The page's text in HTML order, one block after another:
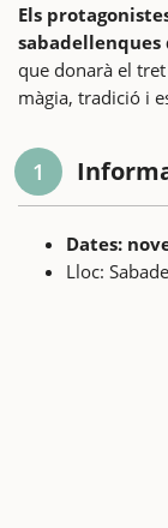
Els
sabadellenques
que donarà el
màgia, tradició i
1
Dates:
Lloc: